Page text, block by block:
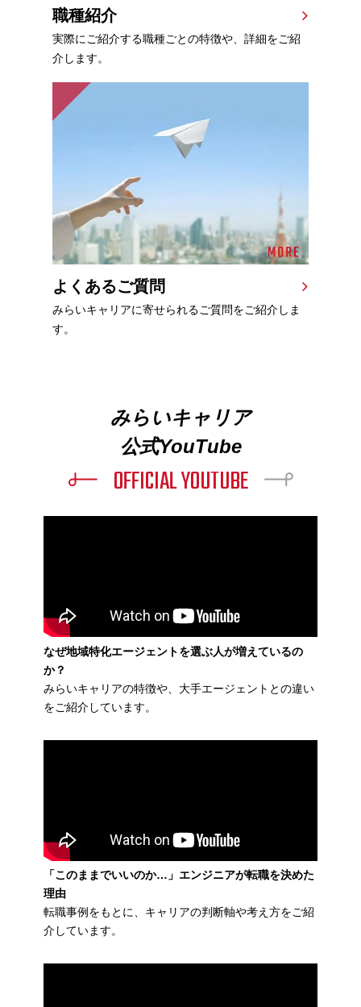
職種紹介
実際にご紹介する職種ごとの特徴や、詳細をご紹
介します。
よくあるご質問
みらいキャリアに寄せられるご質問をご紹介しま
す。
みらいキャリア
公式YouTube
OFFICIAL YOUTUBE
なぜ地域特化エージェントを選ぶ人が増えているの
か？
みらいキャリアの特徴や、大手エージェントとの違い
をご紹介しています。
「このままでいいのか…」エンジニアが転職を決めた
理由
転職事例をもとに、キャリアの判断軸や考え方をご紹
介しています。